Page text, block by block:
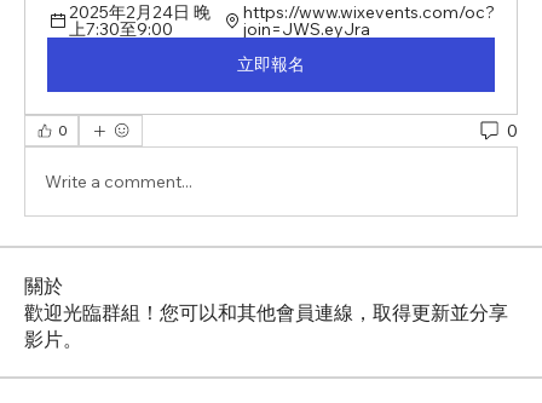
2025年2月24日 晚
上7:30至9:00
https://www.wixevents.com/oc?
join=JWS.eyJra
立即報名
0 0
Write a comment...
關於
歡迎光臨群組！您可以和其他會員連線，取得更新並分享
影片。